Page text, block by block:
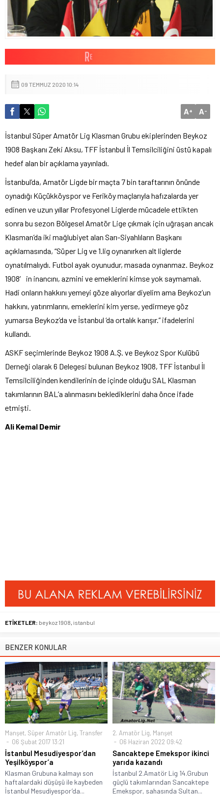
09 TEMMUZ 2020 10:14
A+ A-
İstanbul Süper Amatör Lig Klasman Grubu ekiplerinden Beykoz
1908 Başkanı Zeki Aksu, TFF İstanbul İl Temsilciliğini üstü kapalı
hedef alan bir açıklama yayınladı.
İstanbul’da, Amatör Ligde bir maçta 7 bin taraftarının önünde
oynadığı Küçükköyspor ve Feriköy maçlarıyla hafızalarda yer
edinen ve uzun yıllar Profesyonel Liglerde mücadele ettikten
sonra bu sezon Bölgesel Amatör Lige çıkmak için uğraşan ancak
Klasman’da iki mağlubiyet alan Sarı-Siyahlıların Başkanı
açıklamasında, “Süper Lig ve 1.lig oynanırken alt liglerde
oynatılmalıydı. Futbol ayak oyunudur, masada oynanmaz. Beykoz
1908′ in inancını, azmini ve emeklerini kimse yok saymamalı.
Hadi onların hakkını yemeyi göze alıyorlar diyelim ama Beykoz’un
hakkını, yatırımlarını, emeklerini kim yerse, yedirmeye göz
yumarsa Beykoz’da ve İstanbul ‘da ortalık karışır.” ifadelerini
kullandı.
ASKF seçimlerinde Beykoz 1908 A.Ş. ve Beykoz Spor Kulübü
Derneği olarak 6 Delegesi bulunan Beykoz 1908, TFF İstanbul İl
Temsilciliğinden kendilerinin de içinde olduğu SAL Klasman
takımlarının BAL’a alınmasını beklediklerini daha önce ifade
etmişti.
Ali Kemal Demir
ETİKETLER: beykoz 1908 istanbul
BENZER KONULAR
Manşet, Süper Amatör Lig, Transfer
06 Şubat 2017 13:21
İstanbul Mesudiyespor’dan
Yeşilköyspor’a
Klasman Grubuna kalmayı son
haftalardaki düşüşü ile kaybeden
İstanbul Mesudiyespor’da...
2. Amatör Lig, Manşet
06 Haziran 2022 09:42
Sancaktepe Emekspor ikinci
yarıda kazandı
İstanbul 2.Amatör Lig 14.Grubun
güçlü takımlarından Sancaktepe
Emekspor, sahasında Sultan...